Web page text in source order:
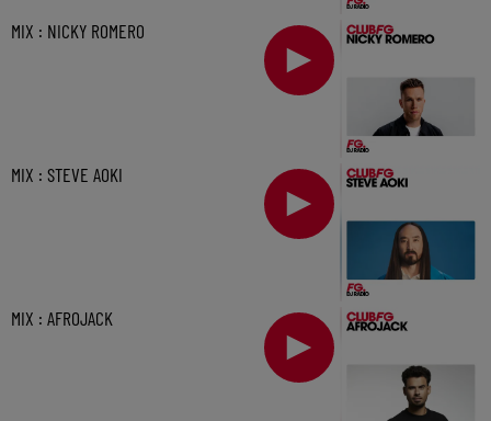
MIX : NICKY ROMERO
MIX : STEVE AOKI
MIX : AFROJACK